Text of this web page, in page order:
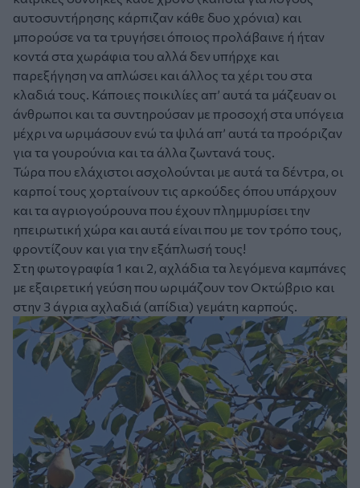
αυτοσυντήρησης κάρπιζαν κάθε δυο χρόνια) και
μπορούσε να τα τρυγήσει όποιος προλάβαινε ή ήταν
κοντά στα χωράφια του αλλά δεν υπήρχε και
παρεξήγηση να απλώσει και άλλος τα χέρι του στα
κλαδιά τους. Κάποιες ποικιλίες απ’ αυτά τα μάζευαν οι
άνθρωποι και τα συντηρούσαν με προσοχή στα υπόγεια
μέχρι να ωριμάσουν ενώ τα ψιλά απ’ αυτά τα προόριζαν
για τα γουρούνια και τα άλλα ζωντανά τους.
Τώρα που ελάχιστοι ασχολούνται με αυτά τα δέντρα, οι
καρποί τους χορταίνουν τις αρκούδες όπου υπάρχουν
και τα αγριογούρουνα που έχουν πλημμυρίσει την
ηπειρωτική χώρα και αυτά είναι που με τον τρόπο τους,
φροντίζουν και για την εξάπλωσή τους!
Στη φωτογραφία 1 και 2, αχλάδια τα λεγόμενα καμπάνες
με εξαιρετική γεύση που ωριμάζουν τον Οκτώβριο και
στην 3 άγρια αχλαδιά (απίδια) γεμάτη καρπούς.